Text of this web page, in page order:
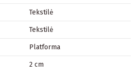
Tekstilė
Tekstilė
Platforma
2 cm